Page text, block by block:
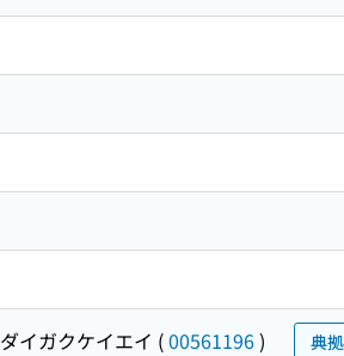
ダイガクケイエイ (00561196) 典拠